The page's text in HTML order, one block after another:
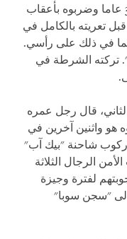
والاحتياطي المركزي متظاهرا عمره 32 عاما وضربوه بأعقاب
قبل تعريته بالكامل في
في ذلك على رأسي.
تركته الشرطة في
يناير/كانون الثاني، قال رجل عمره
هو واثنين آخرين في
ركوب شاحنة "بيك آب"
الرجال الثلاثة
لفترة وجيزة
"سجن سوبا"